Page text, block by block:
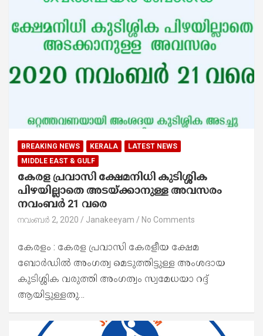
BREAKING NEWS KERALA
LATEST NEWS
MIDDLE EAST & GULF
കേരള പ്രവാസി ക്ഷേമനിധി കുടിശ്ശിക
പിഴയില്ലാതെ അടയ്ക്കാനുള്ള അവസരം
നവംബർ 21 വരെ
നവംബർ 2, 2020 Janakeeyam No Comments
കേരളം : കേരള പ്രവാസി കേരളീയ ക്ഷേമ
ബോർഡിൽ അംഗത്വ മെടുത്തിട്ടുള്ള അംശദായ
കുടിശ്ശിക വരുത്തി അംഗത്വം സ്വമേധയാ റദ്ദ്
ആയിട്ടുള്ളതു…